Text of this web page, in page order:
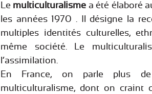
Le multiculturalisme a été élaboré
les années 1970 . Il désigne la
multiples identités culturelles,
même société. Le
l’assimilation.
En France, on parle plus
multiculturalisme, dont on craint